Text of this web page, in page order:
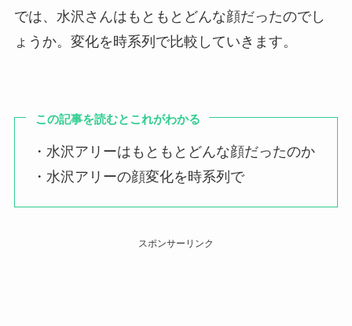
では、水沢さんはもともとどんな顔だったのでし
ょうか。変化を時系列で比較していきます。
この記事を読むとこれがわかる
・水沢アリーはもともとどんな顔だったのか
・水沢アリーの顔変化を時系列で
スポンサーリンク